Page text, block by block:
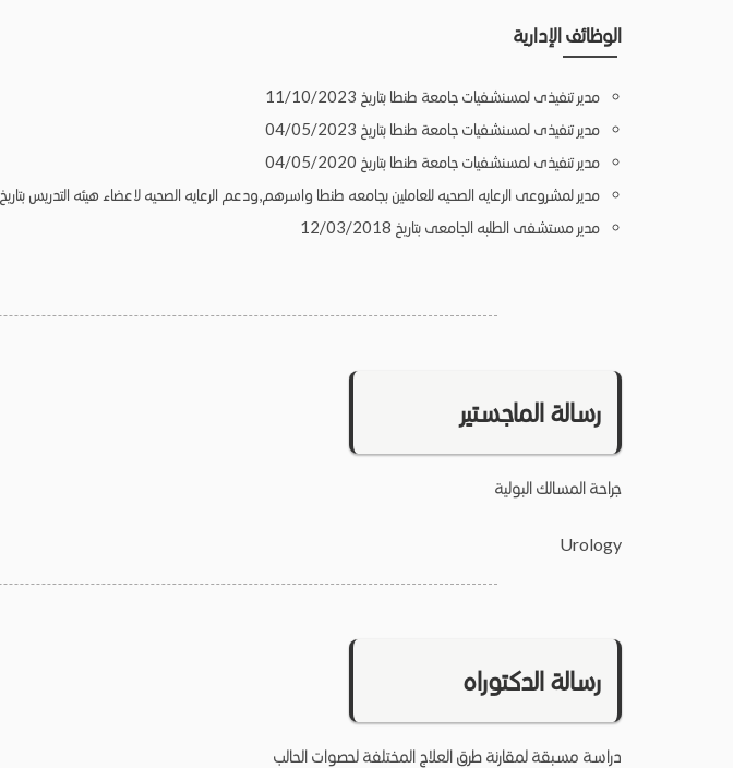
الوظائف الإدارية
مدير تنفيذى لمسنشفيات جامعة طنطا بتاريخ 11/10/2023
مدير تنفيذى لمسنشفيات جامعة طنطا بتاريخ 04/05/2023
مدير تنفيذى لمسنشفيات جامعة طنطا بتاريخ 04/05/2020
مدير لمشروعى الرعايه الصحيه للعاملين بجامعه طنطا واسرهم,ودعم الرعايه الصحيه لاعضاء هيئه التدريس بتاريخ 18/07/2018
مدير مستشفى الطلبه الجامعى بتاريخ 12/03/2018
رسالة الماجستير
جراحة المسالك البولية
Urology
رسالة الدكتوراه
دراسة مسبقة لمقارنة طرق العلاج المختلفة لحصوات الحالب